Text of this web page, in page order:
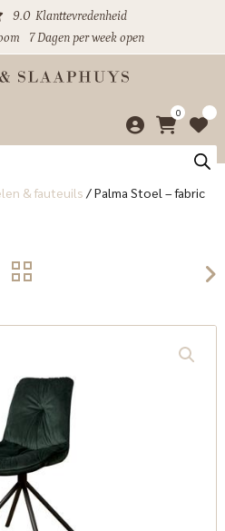
9.0 Klanttevredenheid
7 Dagen per week open
0
& fauteuils /Palma Stoel – fabric